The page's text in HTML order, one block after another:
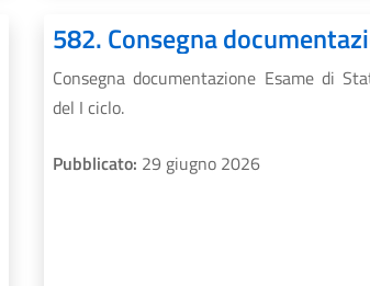
Consegna documentazione Esame di
del I ciclo.
Pubblicato: 29 giugno 2026